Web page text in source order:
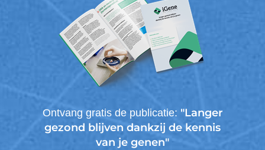
Ontvang gratis de publicatie: "Langer
gezond blijven dankzij de kennis
van je genen"